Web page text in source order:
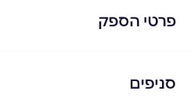
פרטי הספק
באתר
סניפים